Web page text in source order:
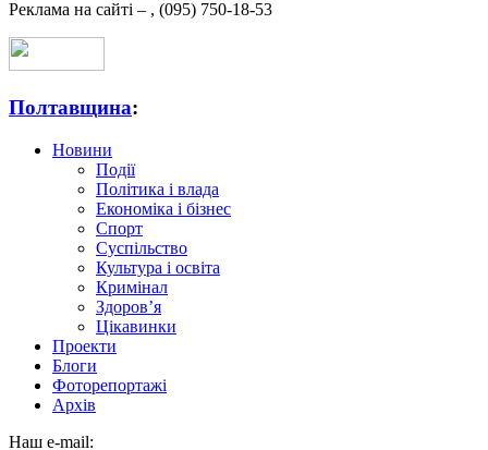
Реклама на сайті – , (095) 750-18-53
Полтавщина:
Новини
Події
Політика і влада
Економіка і бізнес
Спорт
Суспільство
Культура і освіта
Кримінал
Здоров’я
Цікавинки
Проекти
Блоги
Фоторепортажі
Архів
Наш e-mail: